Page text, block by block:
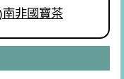
非國寶茶